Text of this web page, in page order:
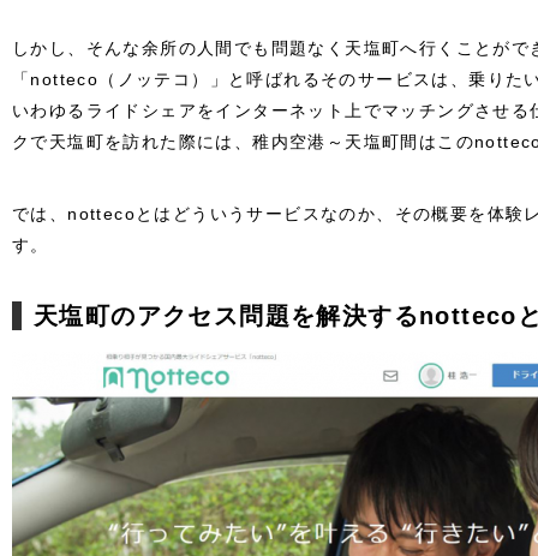
しかし、そんな余所の人間でも問題なく天塩町へ行くことが
「notteco（ノッテコ）」と呼ばれるそのサービスは、乗りた
いわゆるライドシェアをインターネット上でマッチングさせ
クで天塩町を訪れた際には、稚内空港～天塩町間はこの
では、nottecoとはどういうサービスなのか、その概要を体験
す。
天塩町のアクセス問題を解決するnotteco